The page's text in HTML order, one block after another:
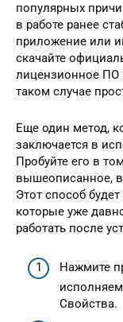
популярных
в работе ранее
приложение или
скачайте
лицензионное ПО
таком случае
Еще один метод,
заключается в
Пробуйте его в
вышеописанное,
Этот способ
которые уже
работать после
Нажмите
Свойства.